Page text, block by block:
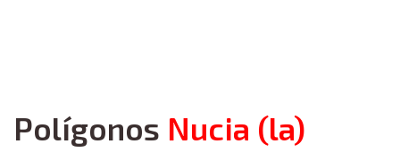
Polígonos Nucia (la)